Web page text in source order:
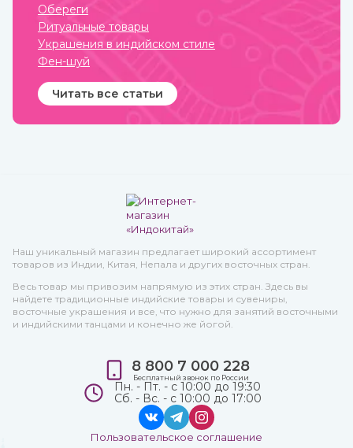
Обереги
Ритуальные товары
Украшения в индийском стиле
Фен-шуй
Читать все статьи
Наш уникальный магазин предлагает широкий ассортимент
товаров из Индии, Китая, Непала и других восточных стран.
Весь товар мы привозим напрямую из этих стран. Здесь вы
найдете традиционные индийские товары и сувениры,
восточные украшения и все, что нужно для занятий восточными
и индийскими танцами и конечно же йогой.
8 800 7 000 228
Бесплатный звонок по России
Пн. - Пт. - с 10:00 до 19:30
Сб. - Вс. - с 10:00 до 17:00
Пользовательское соглашение